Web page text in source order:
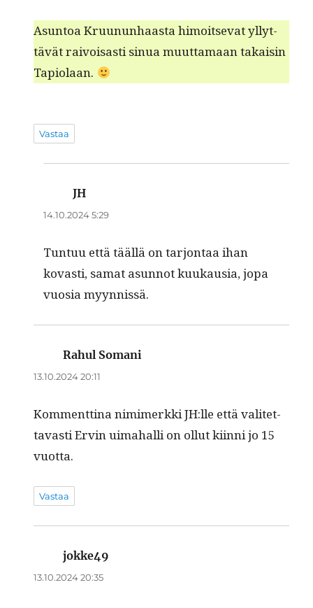
Asun­toa Kru­u­nun­haas­ta himoit­se­vat yllyt­
tävät raivoisas­ti sin­ua muut­ta­maan takaisin
Tapiolaan.
Vastaa
JH
14.10.2024 5:29
Tun­tuu että tääl­lä on tar­jon­taa ihan
kovasti, samat asun­not kuukau­sia, jopa
vuosia myynnissä.
Rahul Somani
13.10.2024 20:11
Kom­ment­ti­na nim­imerk­ki JH:lle että valitet­
tavasti Ervin uima­hal­li on ollut kiin­ni jo 15
vuotta.
Vastaa
jokke49
13.10.2024 20:35